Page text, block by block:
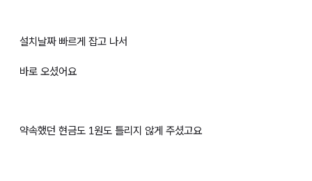
설치날짜 빠르게 잡고 나서
바로 오셨어요
약속했던 현금도 1원도 틀리지 않게 주셨고요